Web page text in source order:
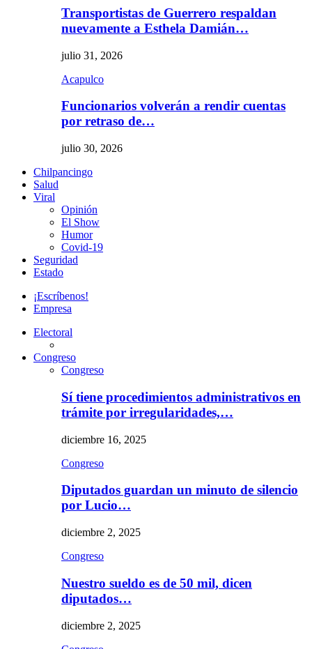
Transportistas de Guerrero respaldan
nuevamente a Esthela Damián…
julio 31, 2026
Acapulco
Funcionarios volverán a rendir cuentas
por retraso de…
julio 30, 2026
Chilpancingo
Salud
Viral
Opinión
El Show
Humor
Covid-19
Seguridad
Estado
¡Escríbenos!
Empresa
Electoral
Congreso
Congreso
Sí tiene procedimientos administrativos en
trámite por irregularidades,…
diciembre 16, 2025
Congreso
Diputados guardan un minuto de silencio
por Lucio…
diciembre 2, 2025
Congreso
Nuestro sueldo es de 50 mil, dicen
diputados…
diciembre 2, 2025